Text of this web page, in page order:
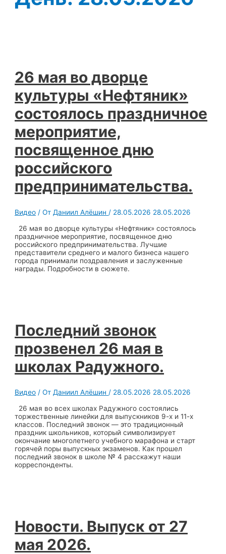
26 мая во дворце
культуры «Нефтяник»
состоялось праздничное
мероприятие,
посвященное дню
российского
предпринимательства.
Видео / От Даниил Алёшин / 28.05.2026 28.05.2026
26 мая во дворце культуры «Нефтяник» состоялось
праздничное мероприятие, посвященное дню
российского предпринимательства. Лучшие
представители среднего и малого бизнеса нашего
города принимали поздравления и заслуженные
награды. Подробности в сюжете.
Последний звонок
прозвенел 26 мая в
школах Радужного.
Видео / От Даниил Алёшин / 28.05.2026 28.05.2026
26 мая во всех школах Радужного состоялись
торжественные линейки для выпускников 9-х и 11-х
классов. Последний звонок — это традиционный
праздник школьников, который символизирует
окончание многолетнего учебного марафона и старт
горячей поры выпускных экзаменов. Как прошел
последний звонок в школе № 4 расскажут наши
корреспонденты.
Новости. Выпуск от 27
мая 2026.